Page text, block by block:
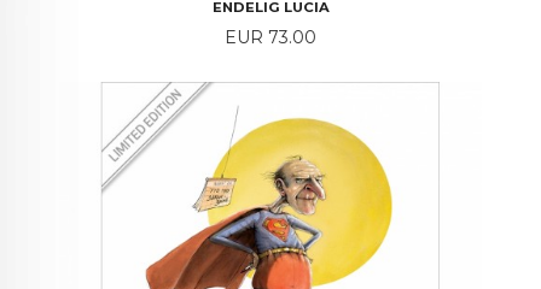
ENDELIG LUCIA
Price
EUR 73.00